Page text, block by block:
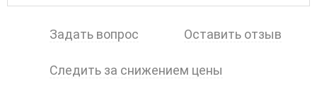
Задать вопрос Оставить отзыв
Следить за снижением цены